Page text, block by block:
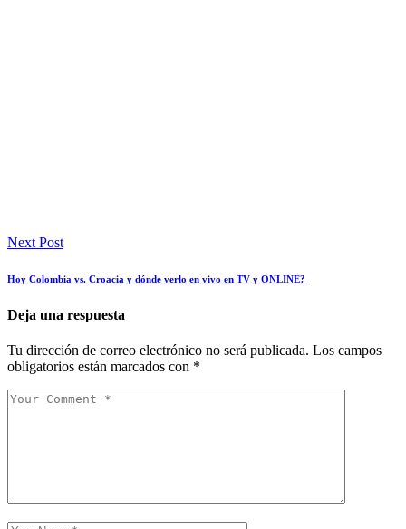
Next Post
Hoy Colombia vs. Croacia y dónde verlo en vivo en TV y ONLINE?
Deja una respuesta
Tu dirección de correo electrónico no será publicada. Los campos
obligatorios están marcados con *